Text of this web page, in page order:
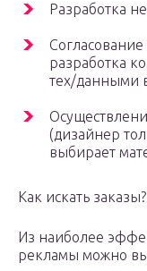
Разработка
разработка
тех/данными
(дизайнер
выбирает
Как искать заказы?
Из наиболее
рекламы можно